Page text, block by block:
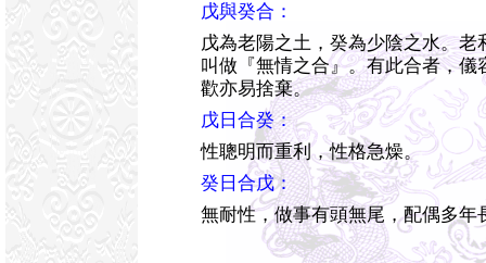
戊與癸合：
戊為老陽之土，癸為少陰之水。老
叫做『無情之合』。有此合者，儀
歡亦易捨棄。
戊日合癸：
性聰明而重利，性格急燥。
癸日合戊：
無耐性，做事有頭無尾，配偶多年